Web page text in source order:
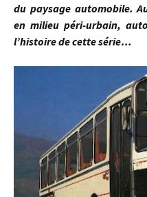
du paysage automobile.
en milieu péri-urbain,
l’histoire de cette série…